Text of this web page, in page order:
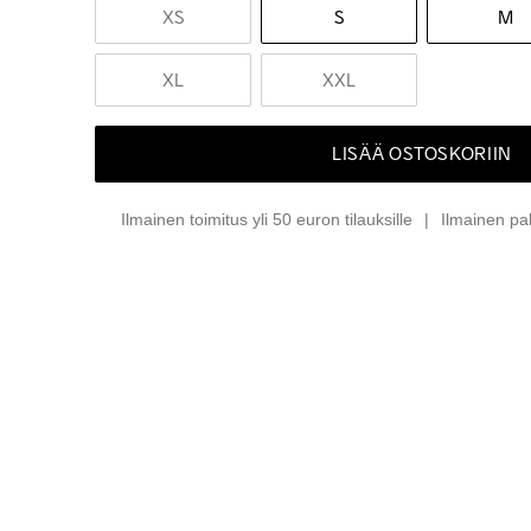
XS S M
XL XXL
LISÄÄ OSTOSKORIIN
Ilmainen toimitus yli 50 euron tilauksille Ilmainen